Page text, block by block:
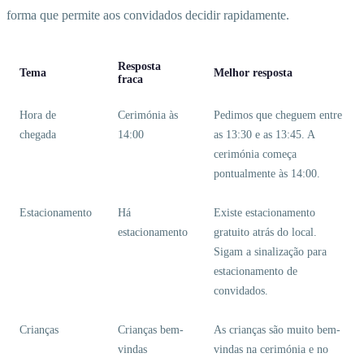
forma que permite aos convidados decidir rapidamente.
Tema
Resposta
fraca
Melhor resposta
Hora de
chegada
Cerimónia às
14:00
Pedimos que cheguem entre
as 13:30 e as 13:45. A
cerimónia começa
pontualmente às 14:00.
Estacionamento
Há
estacionamento
Existe estacionamento
gratuito atrás do local.
Sigam a sinalização para
estacionamento de
convidados.
Crianças
Crianças bem-
vindas
As crianças são muito bem-
vindas na cerimónia e no